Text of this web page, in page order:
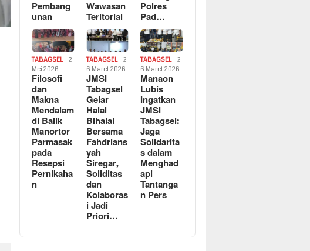
Pembang
unan
Wawasan
Teritorial
Polres
Pad…
TABAGSEL
2
Mei 2026
Filosofi
dan
Makna
Mendalam
di Balik
Manortor
Parmasak
pada
Resepsi
Pernikaha
n
TABAGSEL
2
6 Maret 2026
JMSI
Tabagsel
Gelar
Halal
Bihalal
Bersama
Fahdrians
yah
Siregar,
Soliditas
dan
Kolaboras
i Jadi
Priori…
TABAGSEL
2
6 Maret 2026
Manaon
Lubis
Ingatkan
JMSI
Tabagsel:
Jaga
Solidarita
s dalam
Menghad
api
Tantanga
n Pers